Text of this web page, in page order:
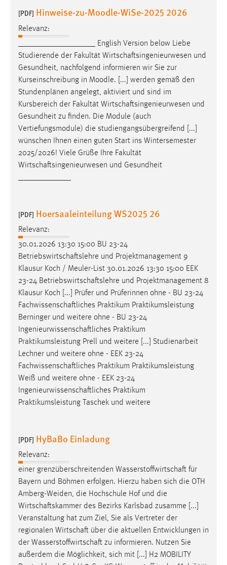
[PDF] Hinweise-zu-Moodle-WiSe-2025 2026
Relevanz:
___________________ English Version below Liebe
Studierende der Fakultät Wirtschaftsingenieurwesen und
Gesundheit, nachfolgend informieren wir Sie zur
Kurseinschreibung in Moodle. [...] werden gemäß den
Stundenplänen angelegt, aktiviert und sind im
Kursbereich der Fakultät Wirtschaftsingenieurwesen und
Gesundheit zu finden. Die Module (auch
Vertiefungsmodule) die studiengangsübergreifend [...]
wünschen Ihnen einen guten Start ins Wintersemester
2025/2026! Viele Grüße Ihre Fakultät
Wirtschaftsingenieurwesen und Gesundheit
[PDF] Hoersaaleinteilung WS2025 26
Relevanz:
30.01.2026 13:30 15:00 BU 23-24
Betriebswirtschaftslehre und Projektmanagement 9
Klausur Koch / Meuler-List 30.01.2026 13:30 15:00 EEK
23-24 Betriebswirtschaftslehre und Projektmanagement 8
Klausur Koch [...] Prüfer und Prüferinnen ohne - BU 23-24
Fachwissenschaftliches Praktikum Praktikumsleistung
Berninger und weitere ohne - BU 23-24
Ingenieurwissenschaftliches Praktikum
Praktikumsleistung Prell und weitere [...] Studienarbeit
Lechner und weitere ohne - EEK 23-24
Fachwissenschaftliches Praktikum Praktikumsleistung
Weiß und weitere ohne - EEK 23-24
Ingenieurwissenschaftliches Praktikum
Praktikumsleistung Taschek und weitere
[PDF] HyBaBo Einladung
Relevanz:
einer grenzüberschreitenden Wasserstoffwirtschaft für
Bayern und Böhmen erfolgen. Hierzu haben sich die OTH
Amberg-Weiden, die Hochschule Hof und die
Wirtschaftskammer des Bezirks Karlsbad zusamme [...]
Veranstaltung hat zum Ziel, Sie als Vertreter der
regionalen Wirtschaft über die aktuellen Entwicklungen in
der Wasserstoffwirtschaft zu informieren. Nutzen Sie
außerdem die Möglichkeit, sich mit [...] H2 MOBILITY